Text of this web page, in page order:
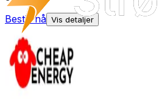
Bestill nå Vis detaljer